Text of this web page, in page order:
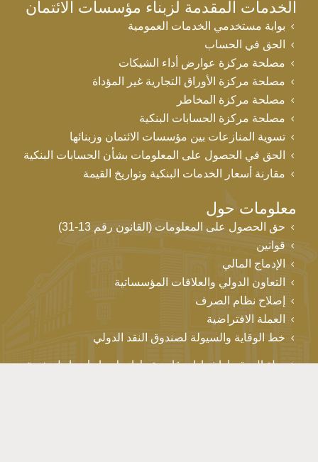
الخدمات المقدمة لزبناء مؤسسات الائتمان
بوابة مستخدمي الخدمات العمومية
الحق في الحساب
مصلحة مركزة عوارض أداء الشيكات
مصلحة مركزة الأوراق التجارية غير المؤداة
مصلحة مركزة المخاطر
مصلحة مركزة الحسابات البنكية
تسوية المنازعات بين مؤسسات الائتمان وزبنائها
الحق في الحصول على المعلومات بشأن الحسابات البنكية
مقارنة أسعار الخدمات البنكية وتواريخ القيمة
معلومات حول
حق الحصول على المعلومات (القانون رقم 13-31)
قوانين
الإدماج المالي
التعاون الدولي والعلاقات المؤسساتية
إصلاح نظام الصرف
العملة الافتراضية
خط الوقاية والسيولة لصندوق النقد الدولي
خريطة الموقع إشعارات قانونية اتصل بنا روابط مفيدة